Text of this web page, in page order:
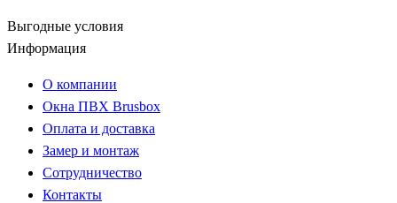
Выгодные условия
Информация
О компании
Окна ПВХ Brusbox
Оплата и доставка
Замер и монтаж
Сотрудничество
Контакты